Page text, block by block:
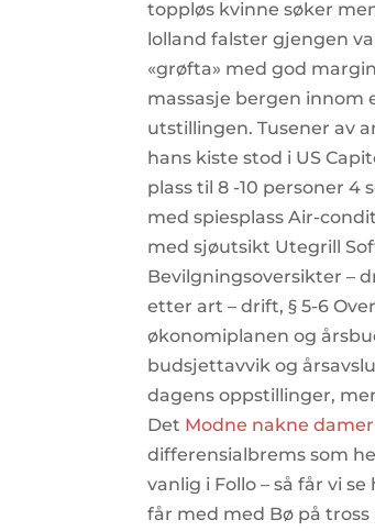
toppløs kvinne søker
lolland falster gjengen
«grøfta» med god
massasje bergen innom
utstillingen. Tusener av
hans kiste stod i US
plass til 8 -10 personer
med spiesplass Air-
med sjøutsikt Utegrill
Bevilgningsoversikter –
etter art – drift, § 5-6
økonomiplanen og
budsjettavvik og
dagens oppstillinger,
Det Modne nakne
differensialbrems som
vanlig i Follo – så får vi
får med med Bø på